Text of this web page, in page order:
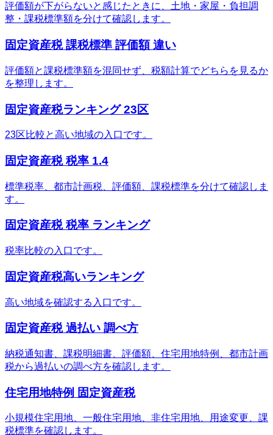
評価額が下がらないと感じたときに、土地・家屋・負担調
整・課税標準額を分けて確認します。
固定資産税 課税標準 評価額 違い
評価額と課税標準額を混同せず、税額計算でどちらを見るか
を整理します。
固定資産税ランキング 23区
23区比較と高い地域の入口です。
固定資産税 税率 1.4
標準税率、都市計画税、評価額、課税標準を分けて確認しま
す。
固定資産税 税率 ランキング
税率比較の入口です。
固定資産税高いランキング
高い地域を確認する入口です。
固定資産税 過払い 調べ方
納税通知書、課税明細書、評価額、住宅用地特例、都市計画
税から過払いの調べ方を確認します。
住宅用地特例 固定資産税
小規模住宅用地、一般住宅用地、非住宅用地、用途変更、課
税標準を確認します。